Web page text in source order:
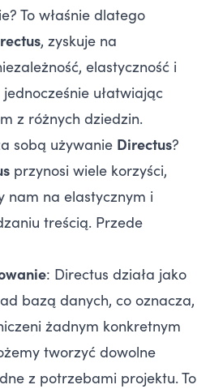
To właśnie dlatego
, zyskuje na
elastyczność i
ułatwiając
z różnych dziedzin.
sobą używanie Directus?
przynosi wiele korzyści,
nam na elastycznym i
treścią. Przede
: Directus działa jako
bazą danych, co oznacza,
żadnym konkretnym
tworzyć dowolne
z potrzebami projektu. To